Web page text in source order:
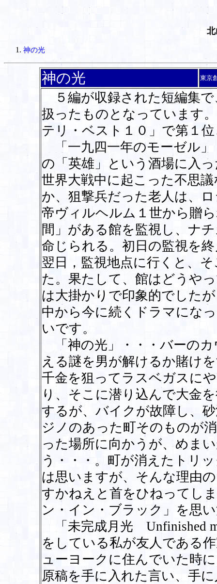
神の光
神の光 東京
５編が収録された短編集
扱ったものとなっています
テリ・ベスト１０」で第１
「一九四一年のモーゼル」
の「英雄」という酒場に入
世界大戦中に起こった不思
か、狙撃兵だった老人は、
帝ヴィルヘルム１世から贈
間」がある館を監視し、ナ
命じられる。初日の監視を
翌日，監視地点に行くと、
た。果たして、館はどうや
は大掛かりで印象的でした
中から今に続くドラマにな
いです。
「神の光」・・・バーのカ
える謎を男が解けるか賭け
千金を狙ってラスベガスに
り、そこに潜り込んで大金
するが、バイクが故障し、
ジノのあった町そのものが
った場所に向かうが、めま
う・・・。町が消えたトリ
は思いますが、そんな理由
すかねえと首をひねってし
ン・イン・ブラック」を思
「未完成月光 Unfinished
をしている私が友人である
ューヨークに住んでいた時
原稿を手に入れた言い、手